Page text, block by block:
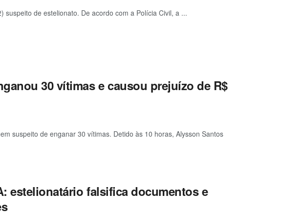
de estelionato. De acordo com a Polícia Civil, a ...
30 vítimas e causou prejuízo de R$
suspeito de enganar 30 vítimas. Detido às 10 horas, Alysson Santos
estelionatário falsifica documentos e